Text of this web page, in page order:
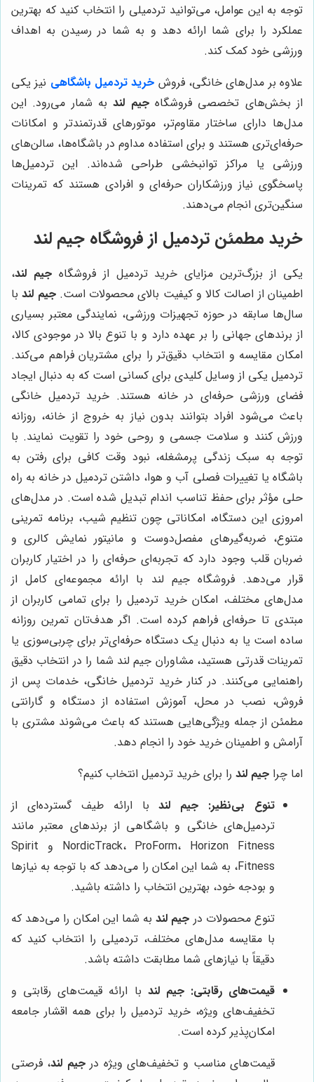
توجه به این عوامل، می‌توانید تردمیلی را انتخاب کنید که بهترین
عملکرد را برای شما ارائه دهد و به شما در رسیدن به اهداف
ورزشی خود کمک کند.
علاوه بر مدل‌های خانگی، فروش خرید تردمیل باشگاهی نیز یکی
از بخش‌های تخصصی فروشگاهجیم لندبه شمار می‌رود. این
مدل‌ها دارای ساختار مقاوم‌تر، موتورهای قدرتمندتر و امکانات
حرفه‌ای‌تری هستند و برای استفاده مداوم در باشگاه‌ها، سالن‌های
ورزشی یا مراکز توانبخشی طراحی شده‌اند. این تردمیل‌ها
پاسخگوی نیاز ورزشکاران حرفه‌ای و افرادی هستند که تمرینات
سنگین‌تری انجام می‌دهند.
خرید مطمئن تردمیل از فروشگاه جیم لند
یکی از بزرگ‌ترین مزایای خرید تردمیل از فروشگاهجیم لند،
اطمینان از اصالت کالا و کیفیت بالای محصولات است.جیم لندبا
سال‌ها سابقه در حوزه تجهیزات ورزشی، نمایندگی معتبر بسیاری
از برندهای جهانی را بر عهده دارد و با تنوع بالا در موجودی کالا،
امکان مقایسه و انتخاب دقیق‌تر را برای مشتریان فراهم می‌کند.
تردمیل یکی از وسایل کلیدی برای کسانی است که به دنبال ایجاد
فضای ورزشی حرفه‌ای در خانه هستند. خرید تردمیل خانگی
باعث می‌شود افراد بتوانند بدون نیاز به خروج از خانه، روزانه
ورزش کنند و سلامت جسمی و روحی خود را تقویت نمایند. با
توجه به سبک زندگی پرمشغله، نبود وقت کافی برای رفتن به
باشگاه یا تغییرات فصلی آب و هوا، داشتن تردمیل در خانه به راه
حلی مؤثر برای حفظ تناسب اندام تبدیل شده است. در مدل‌های
امروزی این دستگاه، امکاناتی چون تنظیم شیب، برنامه تمرینی
متنوع، ضربه‌گیرهای مفصل‌دوست و مانیتور نمایش کالری و
ضربان قلب وجود دارد که تجربه‌ای حرفه‌ای را در اختیار کاربران
قرار می‌دهد. فروشگاه جیم لند با ارائه مجموعه‌ای کامل از
مدل‌های مختلف، امکان خرید تردمیل را برای تمامی کاربران از
مبتدی تا حرفه‌ای فراهم کرده است. اگر هدف‌تان تمرین روزانه
ساده است یا به دنبال یک دستگاه حرفه‌ای‌تر برای چربی‌سوزی یا
تمرینات قدرتی هستید، مشاوران جیم لند شما را در انتخاب دقیق
راهنمایی می‌کنند. در کنار خرید تردمیل خانگی، خدمات پس از
فروش، نصب در محل، آموزش استفاده از دستگاه و گارانتی
مطمئن از جمله ویژگی‌هایی هستند که باعث می‌شوند مشتری با
آرامش و اطمینان خرید خود را انجام دهد.
اما چرا جیم لند را برای خرید تردمیل انتخاب کنیم؟
تنوع بی‌نظیر: جیم لندبا ارائه طیف گسترده‌ای از
تردمیل‌های خانگی و باشگاهی از برندهای معتبر مانند
NordicTrack، ProForm، Horizon Fitness و Spirit
Fitness، به شما این امکان را می‌دهد که با توجه به نیازها
و بودجه خود، بهترین انتخاب را داشته باشید.
تنوع محصولات در جیم لندبه شما این امکان را می‌دهد که
با مقایسه مدل‌های مختلف، تردمیلی را انتخاب کنید که
دقیقاً با نیازهای شما مطابقت داشته باشد.
قیمت‌های رقابتی: جیم لند با ارائه قیمت‌های رقابتی و
تخفیف‌های ویژه، خرید تردمیل را برای همه اقشار جامعه
امکان‌پذیر کرده است.
قیمت‌های مناسب و تخفیف‌های ویژه درجیم لند، فرصتی